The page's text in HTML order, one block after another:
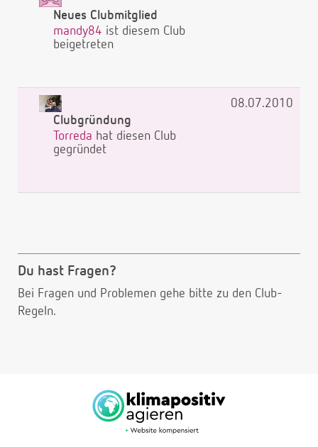
Neues Clubmitglied
mandy84 ist diesem Club
beigetreten
Clubgründung
Torreda hat diesen Club
gegründet
08.07.2010
Du hast Fragen?
Bei Fragen und Problemen gehe bitte zu den Club-
Regeln.